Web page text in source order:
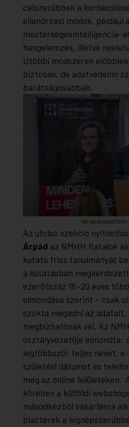
célszerűbbek a
ellenőrzési módok, például a
mesterségesintelligencia-
hangelemzés, illetve
Utóbbi módszerek
biztosak, de adatvédelmi
barátságosabbak.
Varga Árpád (fotó:
Az utolsó szekció
Árpád az NMHH fiatalok
kutató friss tanulmányát
a kutatásban
ezerötszáz 16–20 éves
elmondása szerint – csak
szokta megadni az adatait,
megbízhatónak vél. Az
osztályvezetője elmondta:
legtöbbször teljes nevet,
születési dátumot és
meg az online felületeken.
körében a külföldi
másodkézből vásárlásra
piacterek a